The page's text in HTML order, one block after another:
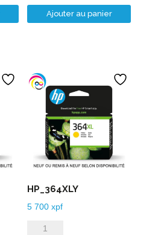
de
HP_364XLC
Ajouter au panier
HP_364XLY
5 700xpf
quantité